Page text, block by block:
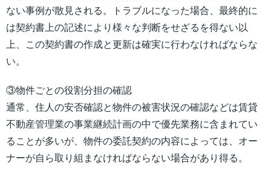
ない事例が散見される。トラブルになった場合、最終的に
は契約書上の記述により様々な判断をせざるを得ない以
上、この契約書の作成と更新は確実に行わなければならな
い。
③物件ごとの役割分担の確認
通常、住人の安否確認と物件の被害状況の確認などは賃貸
不動産管理業の事業継続計画の中で優先業務に含まれてい
ることが多いが、物件の委託契約の内容によっては、オー
ナーが自ら取り組まなければならない場合があり得る。